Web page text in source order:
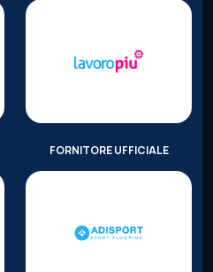
FORNITORE UFFICIALE